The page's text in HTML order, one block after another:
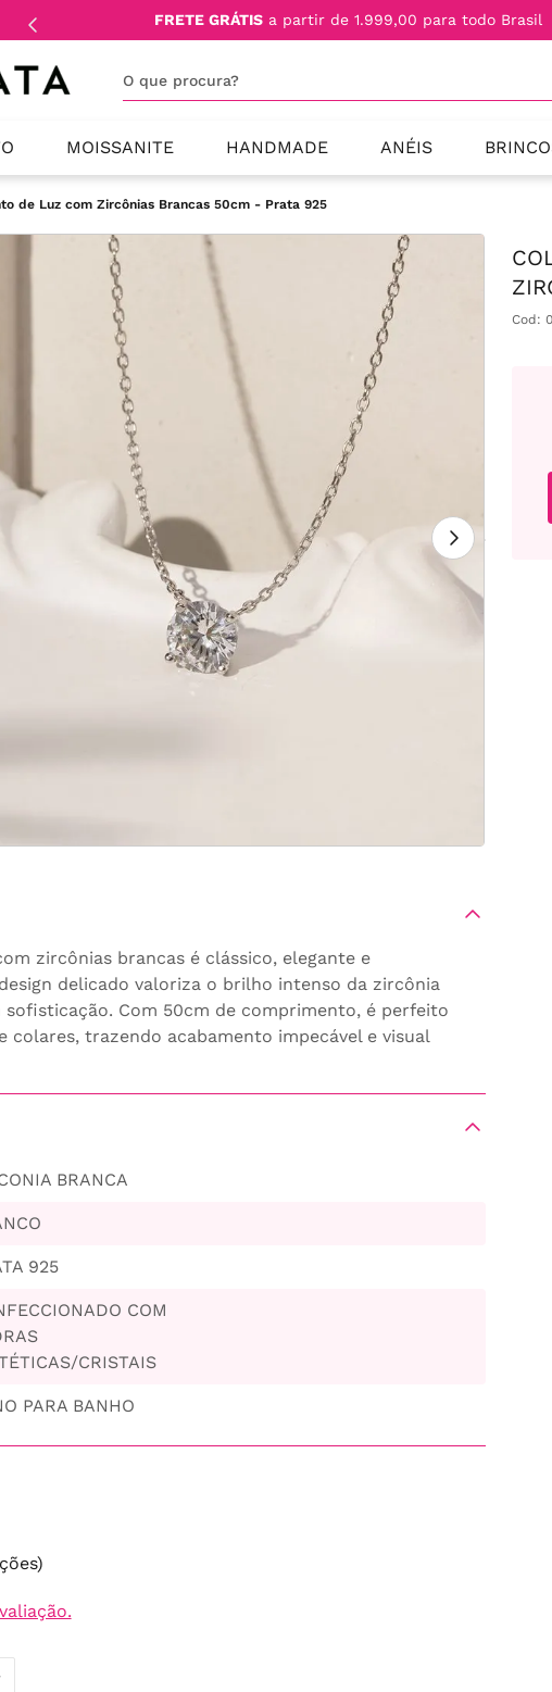
FRETE GRÁTIS a partir de 1.999,00 para todo Brasil
MOISSANITE HANDMADE ANÉIS
de Luz com Zircônias Brancas 50cm - Prata 925
zircônias brancas é clássico, elegante e
delicado valoriza o brilho intenso da zircônia
Com 50cm de comprimento, é perfeito
colares, trazendo acabamento impecável e visual
BRANCA
925
COM
CRISTAIS
PARA BANHO
Cod: